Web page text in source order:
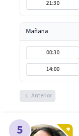
21:30
Mañana
00:30
14:00
Anterior
5